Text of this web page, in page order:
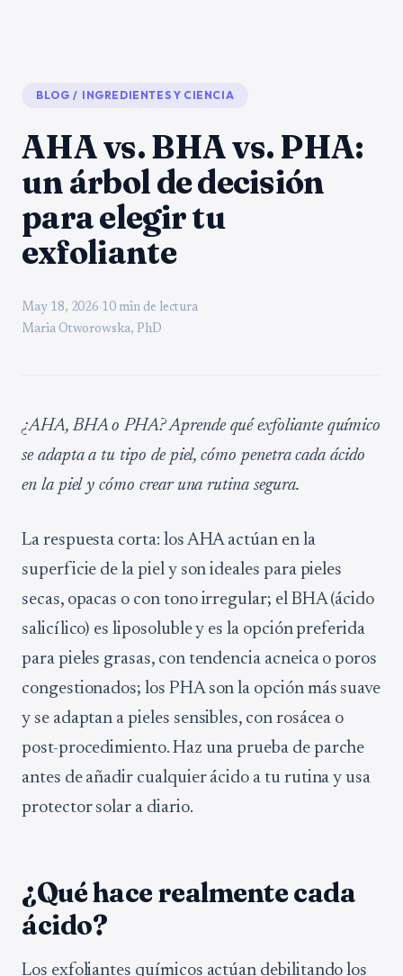
BLOG / INGREDIENTES Y CIENCIA
AHA vs. BHA vs. PHA:
un árbol de decisión
para elegir tu
exfoliante
May 18, 2026· 10 min de lectura
Maria Otworowska, PhD
¿AHA, BHA o PHA? Aprende qué exfoliante químico
se adapta a tu tipo de piel, cómo penetra cada ácido
en la piel y cómo crear una rutina segura.
La respuesta corta: los AHA actúan en la
superficie de la piel y son ideales para pieles
secas, opacas o con tono irregular; el BHA (ácido
salicílico) es liposoluble y es la opción preferida
para pieles grasas, con tendencia acneica o poros
congestionados; los PHA son la opción más suave
y se adaptan a pieles sensibles, con rosácea o
post-procedimiento. Haz una prueba de parche
antes de añadir cualquier ácido a tu rutina y usa
protector solar a diario.
¿Qué hace realmente cada
ácido?
Los exfoliantes químicos actúan debilitando los